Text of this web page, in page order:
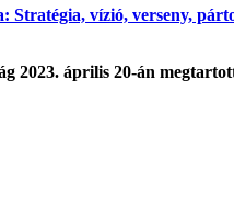
Stratégia, vízió, verseny,
2023. április 20-án